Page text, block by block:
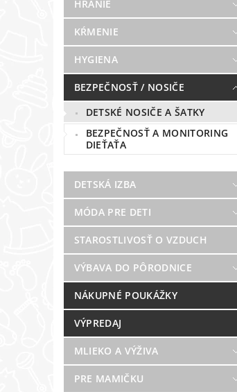
HRANIE
KŔMENIE
HYGIENA
BEZPEČNOSŤ / NOSIČE
DETSKÉ NOSIČE A ŠATKY
BEZPEČNOSŤ A MONITORING
DIEŤAŤA
DETSKÁ IZBA
MÓDA PRE DETI
STAROSTLIVOSŤ O VZDUCH
VÝBAVA DO PÔRODNICE
NÁKUPNÉ POUKÁŽKY
VÝPREDAJ
MLIEKO A VÝŽIVA
PRE MAMIČKU